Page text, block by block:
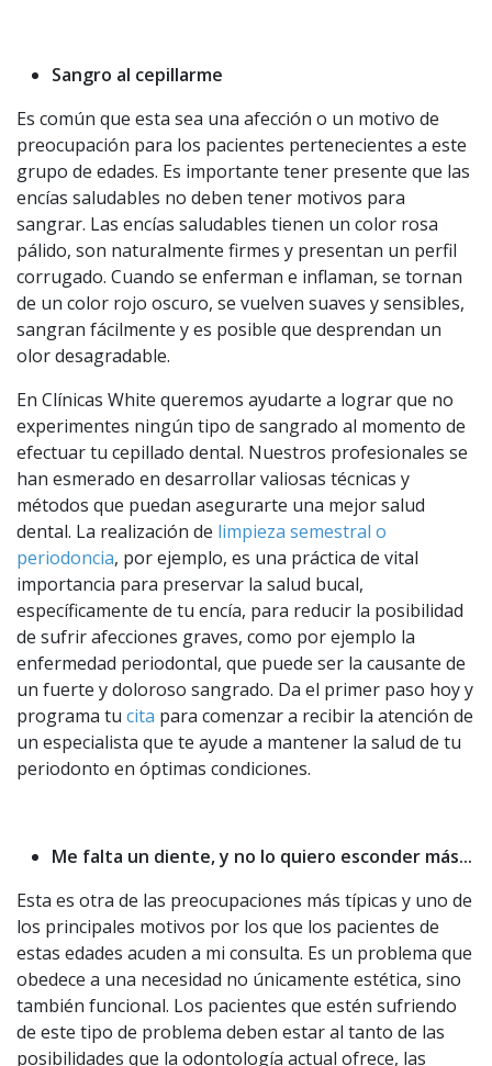
Sangro al cepillarme
Es común que esta sea una afección o un motivo de
preocupación para los pacientes pertenecientes a este
grupo de edades. Es importante tener presente que las
encías saludables no deben tener motivos para
sangrar. Las encías saludables tienen un color rosa
pálido, son naturalmente firmes y presentan un perfil
corrugado. Cuando se enferman e inflaman, se tornan
de un color rojo oscuro, se vuelven suaves y sensibles,
sangran fácilmente y es posible que desprendan un
olor desagradable.
En Clínicas White queremos ayudarte a lograr que no
experimentes ningún tipo de sangrado al momento de
efectuar tu cepillado dental. Nuestros profesionales se
han esmerado en desarrollar valiosas técnicas y
métodos que puedan asegurarte una mejor salud
dental. La realización de limpieza semestral o
periodoncia, por ejemplo, es una práctica de vital
importancia para preservar la salud bucal,
específicamente de tu encía, para reducir la posibilidad
de sufrir afecciones graves, como por ejemplo la
enfermedad periodontal, que puede ser la causante de
un fuerte y doloroso sangrado. Da el primer paso hoy y
programa tu cita para comenzar a recibir la atención de
un especialista que te ayude a mantener la salud de tu
periodonto en óptimas condiciones.
Me falta un diente, y no lo quiero esconder más...
Esta es otra de las preocupaciones más típicas y uno de
los principales motivos por los que los pacientes de
estas edades acuden a mi consulta. Es un problema que
obedece a una necesidad no únicamente estética, sino
también funcional. Los pacientes que estén sufriendo
de este tipo de problema deben estar al tanto de las
posibilidades que la odontología actual ofrece, las